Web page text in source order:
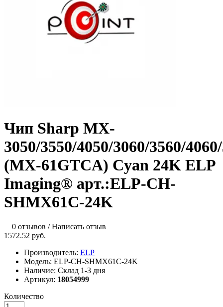
Чип Sharp MX-
3050/3550/4050/3060/3560/
(MX-61GTCA) Cyan 24K ELP
Imaging® арт.:ELP-CH-
SHMX61C-24K
0 отзывов /Написать отзыв
1572.52 руб.
Производитель: ELP
Модель: ELP-CH-SHMX61C-24K
Наличие: Склад 1-3 дня
Артикул: 18054999
Количество